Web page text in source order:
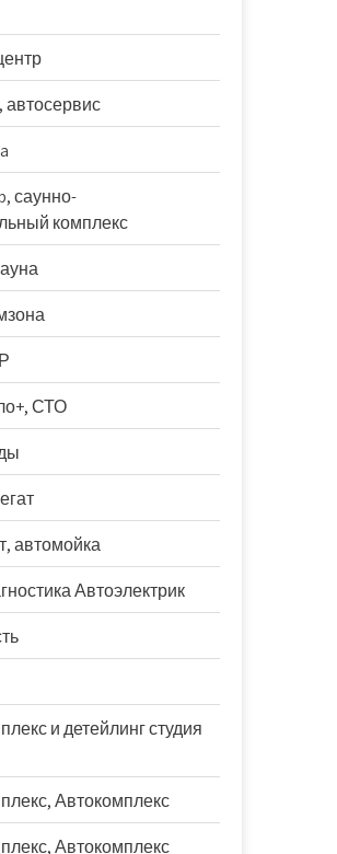
автосервис
саунно-
комплекс
СТО
автомойка
Автоэлектрик
и детейлинг студия
Автокомплекс
Автокомплекс